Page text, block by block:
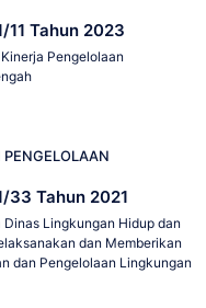
11 Tahun 2023
Pengelolaan
33 Tahun 2021
Lingkungan Hidup dan
dan Memberikan
dan Pengelolaan Lingkungan